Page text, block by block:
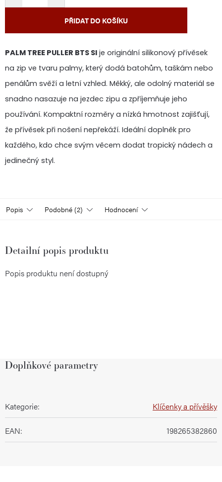
PŘIDAT DO KOŠÍKU
PALM TREE PULLER BTS SI je originální silikonový přívěsek
na zip ve tvaru palmy, který dodá batohům, taškám nebo
penálům svěží a letní vzhled. Měkký, ale odolný materiál se
snadno nasazuje na jezdec zipu a zpříjemňuje jeho
používání. Kompaktní rozměry a nízká hmotnost zajišťují,
že přívěsek při nošení nepřekáží. Ideální doplněk pro
každého, kdo chce svým věcem dodat tropický nádech a
jedinečný styl.
Popis Podobné (2) Hodnocení
Detailní popis produktu
Popis produktu není dostupný
Doplňkové parametry
Kategorie: Klíčenky a přívěšky
EAN: 198265382860